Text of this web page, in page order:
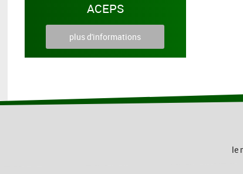
ACEPS
plus d'informations
le